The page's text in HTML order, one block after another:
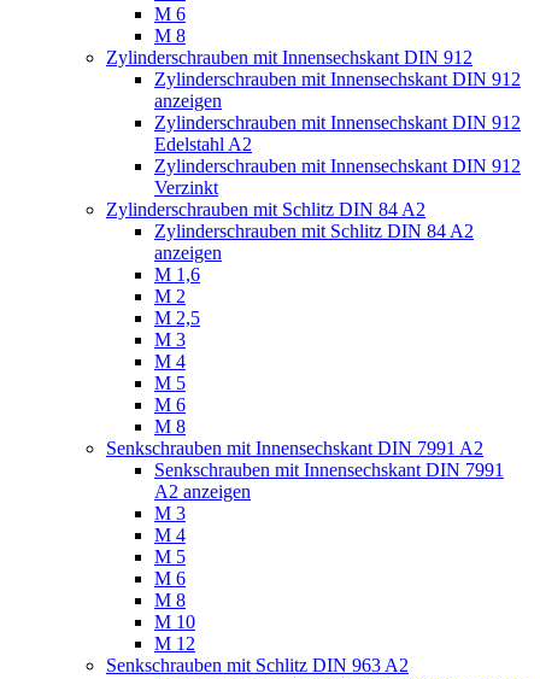
M 6
M 8
Zylinderschrauben mit Innensechskant DIN 912
Zylinderschrauben mit Innensechskant DIN 912
anzeigen
Zylinderschrauben mit Innensechskant DIN 912
Edelstahl A2
Zylinderschrauben mit Innensechskant DIN 912
Verzinkt
Zylinderschrauben mit Schlitz DIN 84 A2
Zylinderschrauben mit Schlitz DIN 84 A2
anzeigen
M 1,6
M 2
M 2,5
M 3
M 4
M 5
M 6
M 8
Senkschrauben mit Innensechskant DIN 7991 A2
Senkschrauben mit Innensechskant DIN 7991
A2 anzeigen
M 3
M 4
M 5
M 6
M 8
M 10
M 12
Senkschrauben mit Schlitz DIN 963 A2